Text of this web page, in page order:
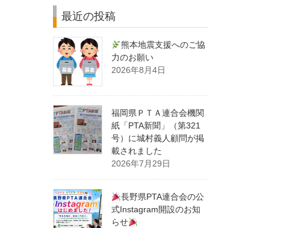
最近の投稿
熊本地震支援へのご協
力のお願い
2026年8月4日
福岡県ＰＴＡ連合会機関
紙「PTA新聞」（第321
号）に城村義人顧問が掲
載されました
2026年7月29日
長野県PTA連合会の公
式Instagram開設のお知
らせ